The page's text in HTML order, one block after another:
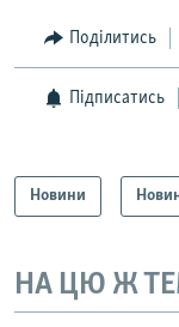
Поділитись
Підписатись
Новини
НА ЦЮ Ж